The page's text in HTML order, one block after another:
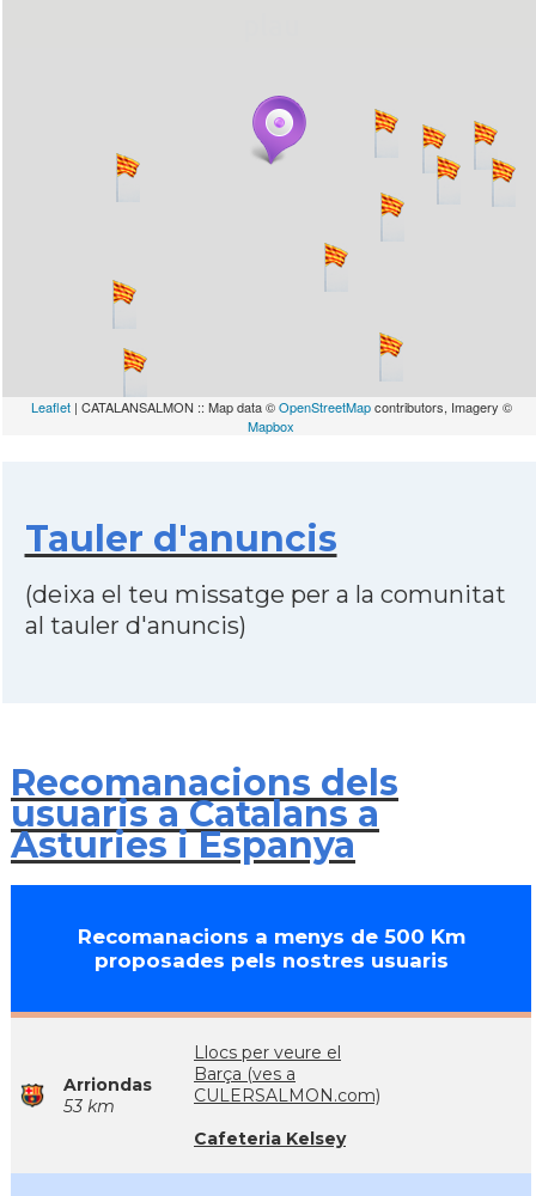
Leaflet| CATALANSALMON :: Map data ©OpenStreetMapcontributors, Imagery ©
Mapbox
Tauler d'anuncis
(deixa el teu missatge per a la comunitat
al tauler d'anuncis)
Recomanacions dels
usuaris a Catalans a
Asturies i Espanya
Recomanacions a menys de 500 Km
proposades pels nostres usuaris
Arriondas
53 km
Llocs per veure el
Barça (ves a
CULERSALMON.com)
Cafeteria Kelsey